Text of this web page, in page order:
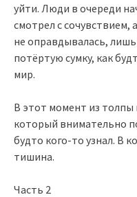
уйти. Люди в очереди
смотрел с
не оправдывалась,
потёртую сумку, как
мир.
В этот момент из
который внимательно
будто кого-то узнал. В
тишина.
Часть 2